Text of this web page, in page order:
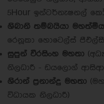
5Hour ඉන්ටර්නැෂනල්
ශිබානි තම්බයියා මහත්මිය
රෙනූකා හොටෙල්ස්
සුපුන් වීරසිංහ මහතා
නිලධාරී - ඩයලොග්
ශිරාන් ප්‍රනාන්දු මහතා
විධායක නිලධාරී)